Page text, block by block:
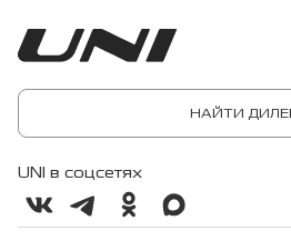
НАЙТИ
UNI в соцсетях